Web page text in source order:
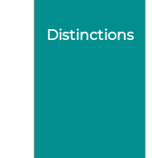
Distinctions